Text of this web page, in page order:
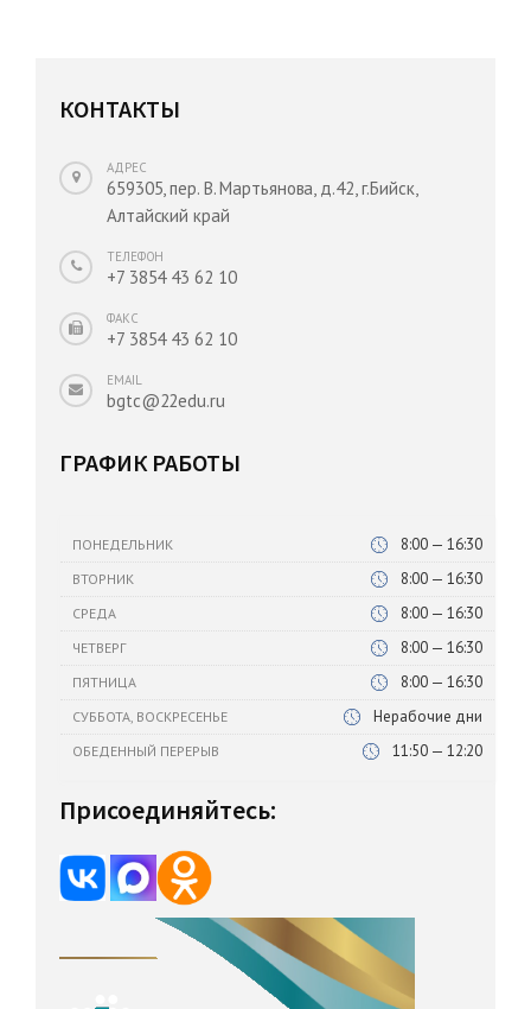
КОНТАКТЫ
АДРЕС
659305, пер. В. Мартьянова, д.42, г.Бийск,
Алтайский край
ТЕЛЕФОН
+7 3854 43 62 10
ФАКС
+7 3854 43 62 10
EMAIL
bgtc@22edu.ru
ГРАФИК РАБОТЫ
ПОНЕДЕЛЬНИК 8:00 — 16:30
ВТОРНИК 8:00 — 16:30
СРЕДА 8:00 — 16:30
ЧЕТВЕРГ 8:00 — 16:30
ПЯТНИЦА 8:00 — 16:30
СУББОТА, ВОСКРЕСЕНЬЕ Нерабочие дни
ОБЕДЕННЫЙ ПЕРЕРЫВ 11:50 — 12:20
Присоединяйтесь: